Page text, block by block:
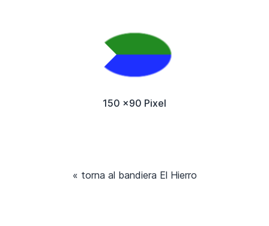
150 x90 Pixel
« torna al bandiera El Hierro